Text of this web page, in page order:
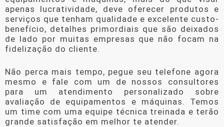
apenas lucratividade, deve oferecer produtos e
serviços que tenham qualidade e excelente custo-
benefício, detalhes primordiais que são deixados
de lado por muitas empresas que não focam na
fidelização do cliente.
Não perca mais tempo, pegue seu telefone agora
mesmo e fale com um de nossos consultores
para um atendimento personalizado sobre
avaliação de equipamentos e máquinas. Temos
um time com uma equipe técnica treinada e terão
grande satisfação em melhor te atender.